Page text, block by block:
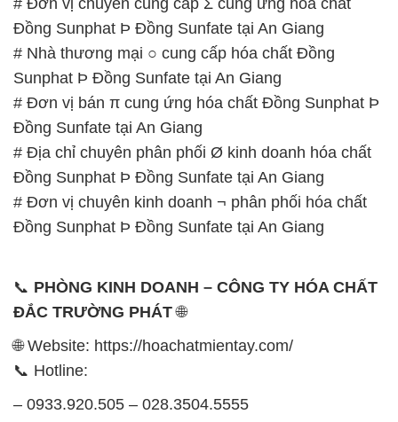
Đồng Sunphat Þ Đồng Sunfate tại An Giang
# Nhà thương mại ○ cung cấp hóa chất Đồng
Sunphat Þ Đồng Sunfate tại An Giang
# Đơn vị bán π cung ứng hóa chất Đồng Sunphat Þ
Đồng Sunfate tại An Giang
# Địa chỉ chuyên phân phối Ø kinh doanh hóa chất
Đồng Sunphat Þ Đồng Sunfate tại An Giang
# Đơn vị chuyên kinh doanh ¬ phân phối hóa chất
Đồng Sunphat Þ Đồng Sunfate tại An Giang
📞 PHÒNG KINH DOANH – CÔNG TY HÓA CHẤT
ĐẮC TRƯỜNG PHÁT🌐
🌐 Website: https://hoachatmientay.com/
📞 Hotline:
– 0933.920.505 – 028.3504.5555